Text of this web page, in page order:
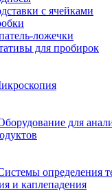
с ячейками
ложечки
для пробирок
для
определения
и каплепадения